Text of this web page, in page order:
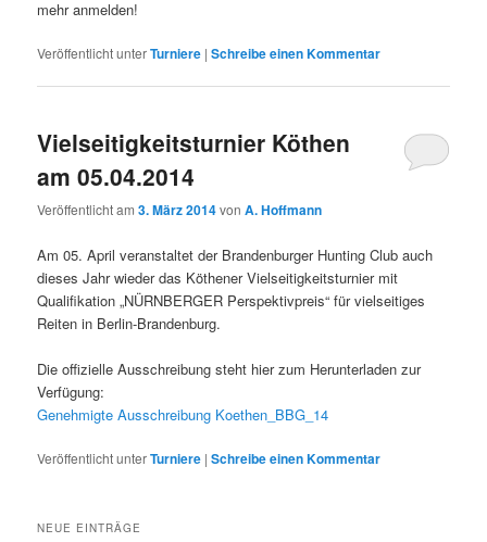
mehr anmelden!
Veröffentlicht unterTurniere |Schreibe einen Kommentar
Vielseitigkeitsturnier Köthen
am 05.04.2014
Veröffentlicht am3. März 2014vonA. Hoffmann
Am 05. April veranstaltet der Brandenburger Hunting Club auch
dieses Jahr wieder das Köthener Vielseitigkeitsturnier mit
Qualifikation „NÜRNBERGER Perspektivpreis“ für vielseitiges
Reiten in Berlin-Brandenburg.
Die offizielle Ausschreibung steht hier zum Herunterladen zur
Verfügung:
Genehmigte Ausschreibung Koethen_BBG_14
Veröffentlicht unterTurniere |Schreibe einen Kommentar
NEUE EINTRÄGE